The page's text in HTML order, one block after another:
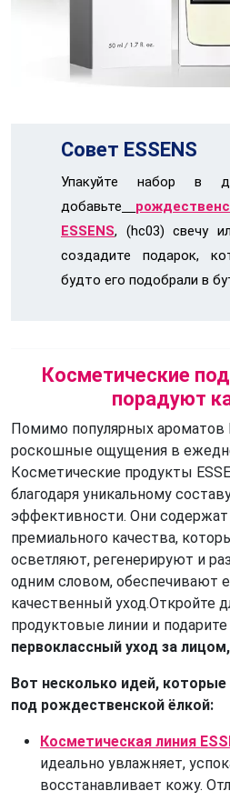
Совет ESSENS
Упакуйте набор в
добавьте
ESSENS, (hc03) свечу
создадите подарок,
будто его подобрали в
Косметические
порадуют
Помимо популярных ароматов
роскошные ощущения в
Косметические продукты
благодаря уникальному
эффективности. Они
премиального качества,
осветляют, регенерируют и
одним словом, обеспечивают
качественный уход.Откройте
продуктовые линии и
первоклассный уход за
Вот несколько идей,
под рождественской ёлкой:
Косметическая линия
идеально увлажняет,
восстанавливает кожу.